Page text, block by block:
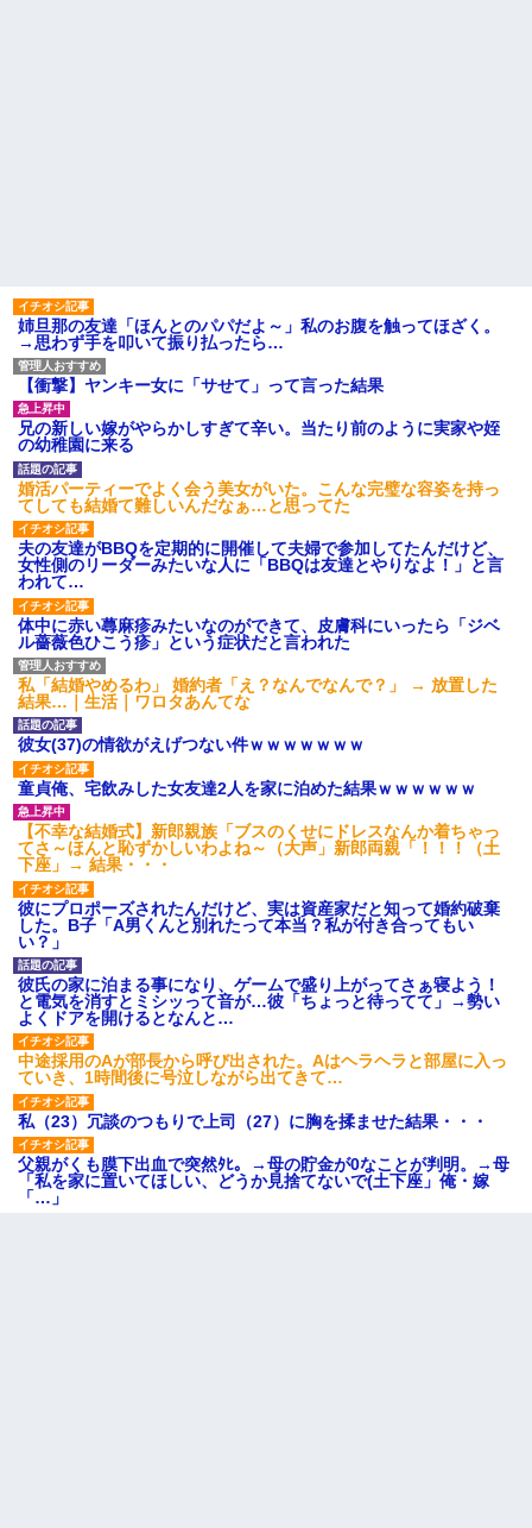
【GIF】JSのカンチョーワロ
タ
後続車にクラクションを鳴ら
され彼氏が逆切れ。「何クラク
ション鳴らしてんだ！降りてこ
いよ！」と怒鳴りだし...
【衝撃】報酬100万円超の治験
募集がこちらｗｗｗｗｗ(※画像
あり)
【ネット騒然】惨殺されたタ
ワマン頂き女子のこの動画、す
げえええええｗｗｗｗｗｗｗｗ
ｗｗｗ
【愕然】白のクラウン俺氏、
高速道路左車線を制限速度で走
った結果wwwwwwwwwwww
百年の恋12-899 食べた量を
張り合ってくる
【悲報】佐藤輝明・・・２軍
でも盛大にやらかす←あまり悲
しませないでくれ
姉旦那の友達「ほんとのパパだよ～」私のお腹を触ってほざく。
→思わず手を叩いて振り払ったら…
【衝撃】ヤンキー女に「サせて」って言った結果
兄の新しい嫁がやらかしすぎて辛い。当たり前のように実家や姪
の幼稚園に来る
婚活パーティーでよく会う美女がいた。こんな完璧な容姿を持っ
てしても結婚て難しいんだなぁ…と思ってた
夫の友達がBBQを定期的に開催して夫婦で参加してたんだけど、
女性側のリーダーみたいな人に「BBQは友達とやりなよ！」と言
われて…
体中に赤い蕁麻疹みたいなのができて、皮膚科にいったら「ジベ
ル薔薇色ひこう疹」という症状だと言われた
私「結婚やめるわ」 婚約者「え？なんでなんで？」 → 放置した
結果…｜生活｜ワロタあんてな
彼女(37)の情欲がえげつない件ｗｗｗｗｗｗｗ
童貞俺、宅飲みした女友達2人を家に泊めた結果ｗｗｗｗｗｗ
【不幸な結婚式】新郎親族「ブスのくせにドレスなんか着ちゃっ
てさ～ほんと恥ずかしいわよね～（大声」新郎両親「！！！（土
下座」→ 結果・・・
彼にプロポーズされたんだけど、実は資産家だと知って婚約破棄
した。B子「A男くんと別れたって本当？私が付き合ってもい
い？」
彼氏の家に泊まる事になり、ゲームで盛り上がってさぁ寝よう！
と電気を消すとミシッって音が…彼「ちょっと待ってて」→勢い
よくドアを開けるとなんと…
中途採用のAが部長から呼び出された。Aはヘラヘラと部屋に入っ
ていき、1時間後に号泣しながら出てきて…
私（23）冗談のつもりで上司（27）に胸を揉ませた結果・・・
父親がくも膜下出血で突然ﾀﾋ。→母の貯金が0なことが判明。→母
「私を家に置いてほしい、どうか見捨てないで(土下座」俺・嫁
「…」